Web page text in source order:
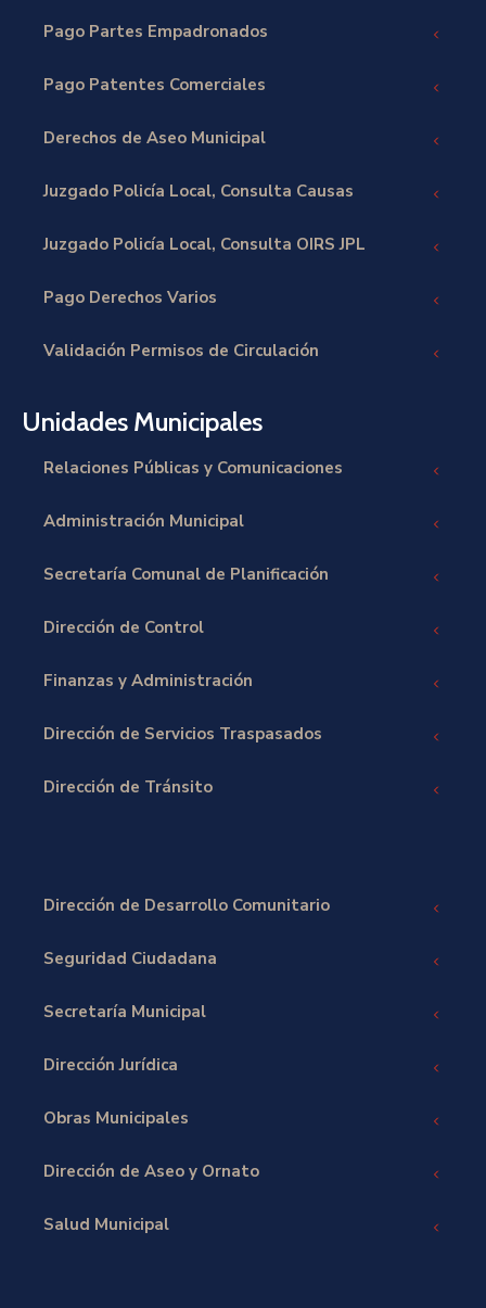
Pago Partes Empadronados
Pago Patentes Comerciales
Derechos de Aseo Municipal
Juzgado Policía Local, Consulta Causas
Juzgado Policía Local, Consulta OIRS JPL
Pago Derechos Varios
Validación Permisos de Circulación
Unidades Municipales
Relaciones Públicas y Comunicaciones
Administración Municipal
Secretaría Comunal de Planificación
Dirección de Control
Finanzas y Administración
Dirección de Servicios Traspasados
Dirección de Tránsito
Dirección de Desarrollo Comunitario
Seguridad Ciudadana
Secretaría Municipal
Dirección Jurídica
Obras Municipales
Dirección de Aseo y Ornato
Salud Municipal